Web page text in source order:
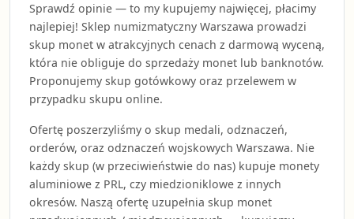
Sprawdź opinie — to my kupujemy najwięcej, płacimy
najlepiej! Sklep numizmatyczny Warszawa prowadzi
skup monet w atrakcyjnych cenach z darmową wyceną,
która nie obliguje do sprzedaży monet lub banknotów.
Proponujemy skup gotówkowy oraz przelewem w
przypadku skupu online.
Ofertę poszerzyliśmy o skup medali, odznaczeń,
orderów, oraz odznaczeń wojskowych Warszawa. Nie
każdy skup (w przeciwieństwie do nas) kupuje monety
aluminiowe z PRL, czy miedzioniklowe z innych
okresów. Naszą ofertę uzupełnia skup monet